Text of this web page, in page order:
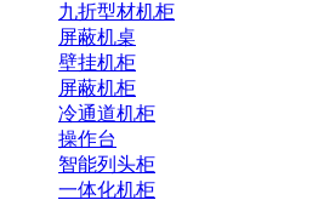
九折型材机柜
屏蔽机桌
壁挂机柜
屏蔽机柜
冷通道机柜
操作台
智能列头柜
一体化机柜